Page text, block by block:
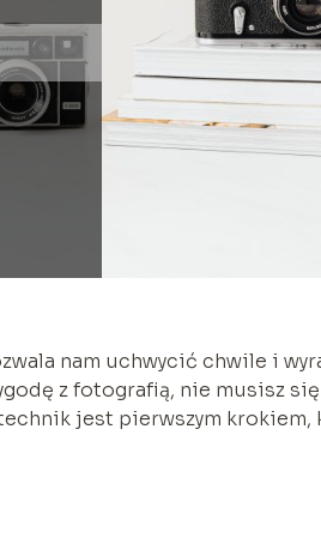
nam uchwycić chwile i
z fotografią, nie musisz
jest pierwszym krokiem,